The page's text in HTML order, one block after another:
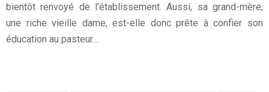
bientôt renvoyé de l'établissement. Aussi, sa grand-mère,
une riche vieille dame, est-elle donc prête à confier son
éducation au pasteur...